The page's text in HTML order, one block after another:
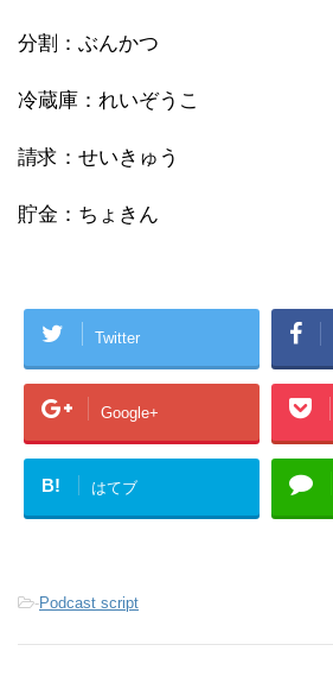
分割：ぶんかつ
冷蔵庫：れいぞうこ
請求：せいきゅう
貯金：ちょきん
Twitter
Google+
B! はてブ
-Podcast script